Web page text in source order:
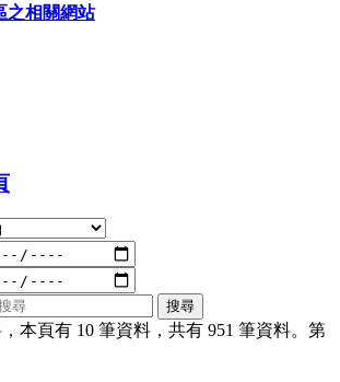
之相關網站
本頁有 10 筆資料，共有 951 筆資料。第